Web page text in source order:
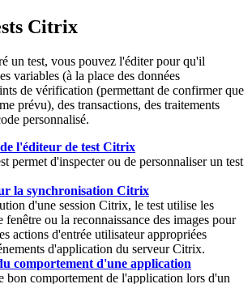
Citrix
un test, vous pouvez l'éditer pour qu'il
variables (à la place des données
de vérification (permettant de confirmer que
prévu), des transactions, des traitements
personnalisé.
l'éditeur de test Citrix
permet d'inspecter ou de personnaliser un test
la synchronisation Citrix
d'une session Citrix, le test utilise les
fenêtre ou la reconnaissance des images pour
actions d'entrée utilisateur appropriées
d'application du serveur Citrix.
comportement d'une application
bon comportement de l'application lors d'un